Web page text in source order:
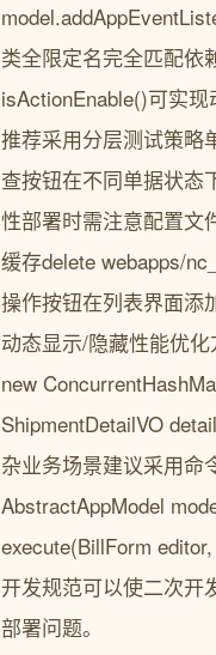
类全限定名完全匹配依
isActionEnable()可实
推荐采用分层测试策略
查按钮在不同单据状态
性部署时需注意配置文
缓存delete webapps/
操作按钮在列表界面添
动态显示/隐藏性能优
new
ShipmentDetailVO
杂业务场景建议采用命
AbstractAppModel
execute(BillForm
开发规范可以使二次开
部署问题。